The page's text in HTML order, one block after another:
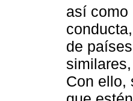
así como
de
Con ello,